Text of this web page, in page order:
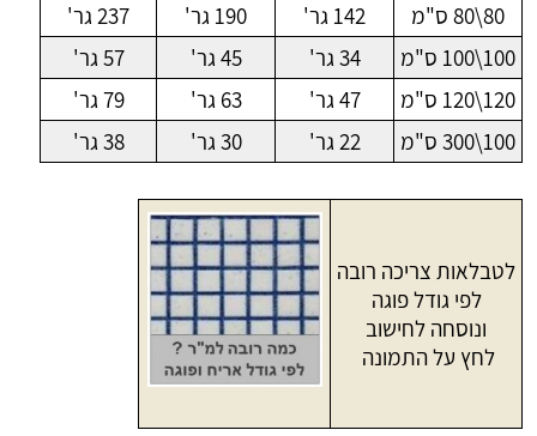
80\80 ס"מ
142 גר' 190 גר'
237 גר'
100\100 ס"מ
34 גר' 45 גר'
57 גר'
120\120 ס"מ
47 גר' 63 גר'
79 גר'
100\300 ס"מ
22 גר' 30 גר' 38 גר'
לטבלאות צריכה רובה
לפי גודל פוגה
ונוסחה לחישוב
לחץ על התמונה